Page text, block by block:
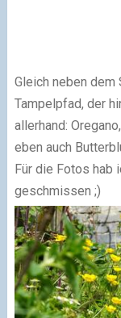
Gleich neben
Tampelpfad, der
allerhand:
eben auch
Für die Fotos hab
geschmissen ;)